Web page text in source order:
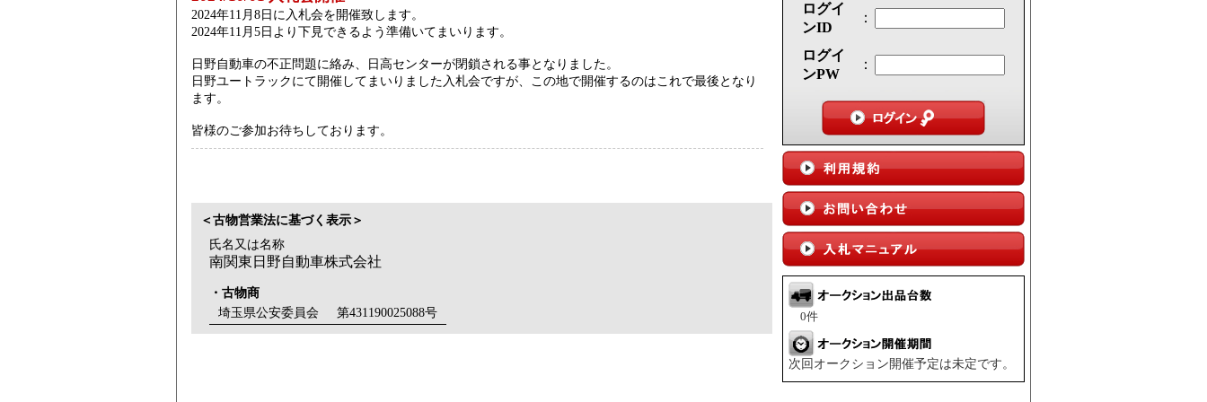
2024年11月8日に入札会を開催致します。
2024年11月5日より下見できるよう準備いてまいります。
日野自動車の不正問題に絡み、日高センターが閉鎖される事となりました。
日野ユートラックにて開催してまいりました入札会ですが、この地で開催するのはこれで最後となり
ます。
皆様のご参加お待ちしております。
＜古物営業法に基づく表示＞
氏名又は名称
南関東日野自動車株式会社
・古物商
埼玉県公安委員会
第431190025088号
ログイ
ンID
：
ログイ
ンPW
：
0件
次回オークション開催予定は未定です。